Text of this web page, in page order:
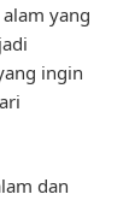
yang
ingin
dan